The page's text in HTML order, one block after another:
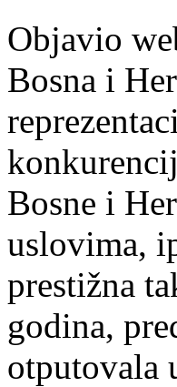
Objavio
Bosna i
Bosne i
uslovima,
prestižna
godina,
otputovala